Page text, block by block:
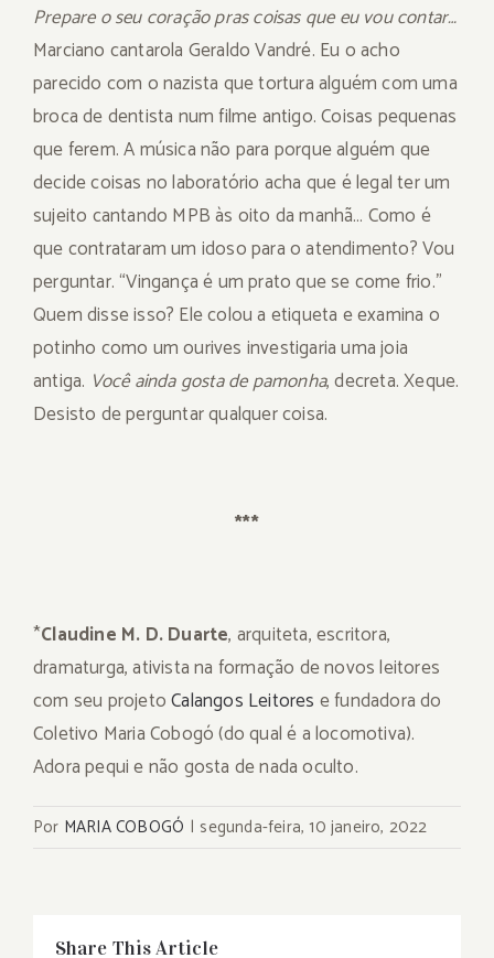
Prepare o seu coração pras coisas que eu vou contar…
Marciano cantarola Geraldo Vandré. Eu o acho
parecido com o nazista que tortura alguém com uma
broca de dentista num filme antigo. Coisas pequenas
que ferem. A música não para porque alguém que
decide coisas no laboratório acha que é legal ter um
sujeito cantando MPB às oito da manhã… Como é
que contrataram um idoso para o atendimento? Vou
perguntar. “Vingança é um prato que se come frio.”
Quem disse isso? Ele colou a etiqueta e examina o
potinho como um ourives investigaria uma joia
antiga. Você ainda gosta de pamonha, decreta. Xeque.
Desisto de perguntar qualquer coisa.
***
*Claudine M. D. Duarte, arquiteta, escritora,
dramaturga, ativista na formação de novos leitores
com seu projetoCalangos Leitores e fundadora do
Coletivo Maria Cobogó (do qual é a locomotiva).
Adora pequi e não gosta de nada oculto.
Por MARIA COBOGÓ | segunda-feira, 10 janeiro, 2022
Share This Article